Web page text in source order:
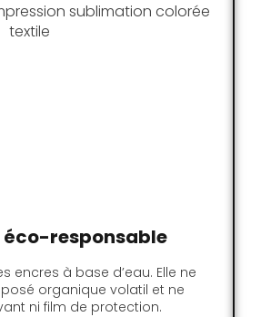
éco-responsable
encres à base d’eau. Elle ne
organique volatil et ne
ni film de protection.